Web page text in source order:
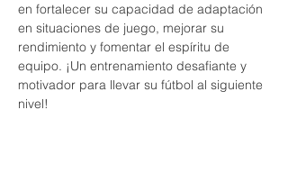
en fortalecer su capacidad de adaptación
en situaciones de juego, mejorar su
rendimiento y fomentar el espíritu de
equipo. ¡Un entrenamiento desafiante y
motivador para llevar su fútbol al siguiente
nivel!